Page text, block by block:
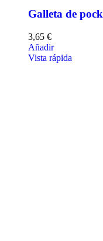
Galleta de
3,65 €
Añadir
Vista rápida